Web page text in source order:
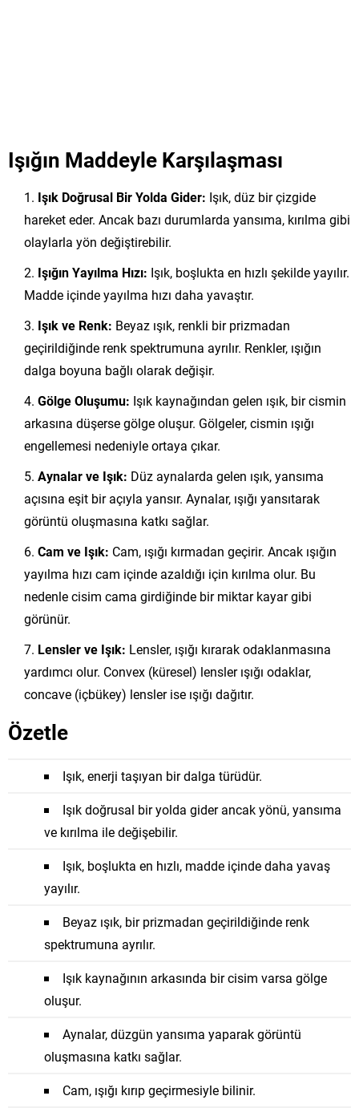
Işığın Maddeyle Karşılaşması
Işık Doğrusal Bir Yolda Gider: Işık, düz bir çizgide
hareket eder. Ancak bazı durumlarda yansıma, kırılma gibi
olaylarla yön değiştirebilir.
Işığın Yayılma Hızı: Işık, boşlukta en hızlı şekilde yayılır.
Madde içinde yayılma hızı daha yavaştır.
Işık ve Renk: Beyaz ışık, renkli bir prizmadan
geçirildiğinde renk spektrumuna ayrılır. Renkler, ışığın
dalga boyuna bağlı olarak değişir.
Gölge Oluşumu: Işık kaynağından gelen ışık, bir cismin
arkasına düşerse gölge oluşur. Gölgeler, cismin ışığı
engellemesi nedeniyle ortaya çıkar.
Aynalar ve Işık: Düz aynalarda gelen ışık, yansıma
açısına eşit bir açıyla yansır. Aynalar, ışığı yansıtarak
görüntü oluşmasına katkı sağlar.
Cam ve Işık: Cam, ışığı kırmadan geçirir. Ancak ışığın
yayılma hızı cam içinde azaldığı için kırılma olur. Bu
nedenle cisim cama girdiğinde bir miktar kayar gibi
görünür.
Lensler ve Işık: Lensler, ışığı kırarak odaklanmasına
yardımcı olur. Convex (küresel) lensler ışığı odaklar,
concave (içbükey) lensler ise ışığı dağıtır.
Özetle
Işık, enerji taşıyan bir dalga türüdür.
Işık doğrusal bir yolda gider ancak yönü, yansıma
ve kırılma ile değişebilir.
Işık, boşlukta en hızlı, madde içinde daha yavaş
yayılır.
Beyaz ışık, bir prizmadan geçirildiğinde renk
spektrumuna ayrılır.
Işık kaynağının arkasında bir cisim varsa gölge
oluşur.
Aynalar, düzgün yansıma yaparak görüntü
oluşmasına katkı sağlar.
Cam, ışığı kırıp geçirmesiyle bilinir.